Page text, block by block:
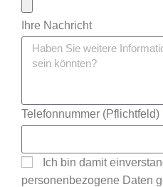
Ihre Nachricht
Telefonnummer (Pflichtfeld)
Ich bin damit
personenbezogene Daten